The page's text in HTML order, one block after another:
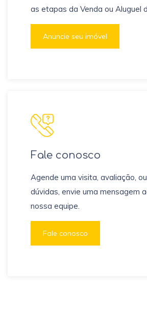
as etapas da Venda ou Aluguel
Anuncie seu imóvel
Fale conosco
Agende uma visita, avaliação,
dúvidas, envie uma mensagem
nossa equipe.
Fale conosco